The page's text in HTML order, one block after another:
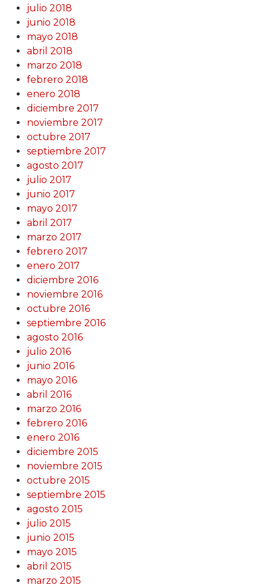
julio 2018
junio 2018
mayo 2018
abril 2018
marzo 2018
febrero 2018
enero 2018
diciembre 2017
noviembre 2017
octubre 2017
septiembre 2017
agosto 2017
julio 2017
junio 2017
mayo 2017
abril 2017
marzo 2017
febrero 2017
enero 2017
diciembre 2016
noviembre 2016
octubre 2016
septiembre 2016
agosto 2016
julio 2016
junio 2016
mayo 2016
abril 2016
marzo 2016
febrero 2016
enero 2016
diciembre 2015
noviembre 2015
octubre 2015
septiembre 2015
agosto 2015
julio 2015
junio 2015
mayo 2015
abril 2015
marzo 2015